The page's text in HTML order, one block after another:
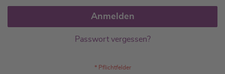
Anmelden
Passwort vergessen?